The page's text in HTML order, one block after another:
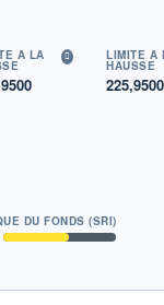
À LA LIMITE À
HAUSSE
225,9500
DU FONDS (SRI)